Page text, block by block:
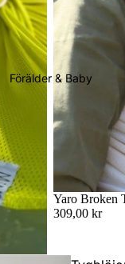
Förälder & Baby
Yaro Broken
309,00 kr